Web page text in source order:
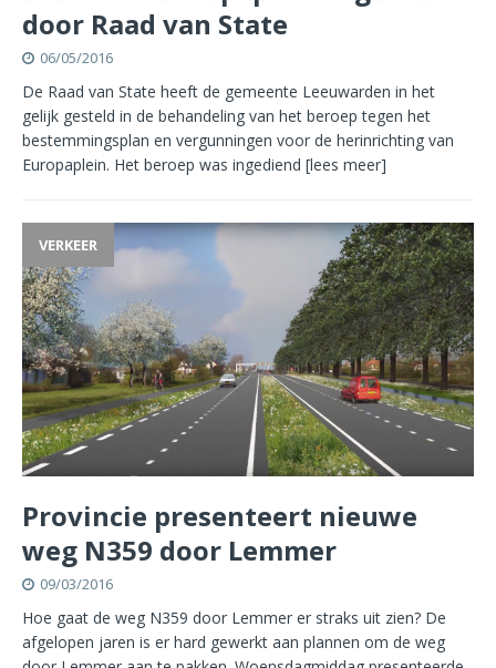
door Raad van State
06/05/2016
De Raad van State heeft de gemeente Leeuwarden in het
gelijk gesteld in de behandeling van het beroep tegen het
bestemmingsplan en vergunningen voor de herinrichting van
Europaplein. Het beroep was ingediend [lees meer]
VERKEER
Provincie presenteert nieuwe
weg N359 door Lemmer
09/03/2016
Hoe gaat de weg N359 door Lemmer er straks uit zien? De
afgelopen jaren is er hard gewerkt aan plannen om de weg